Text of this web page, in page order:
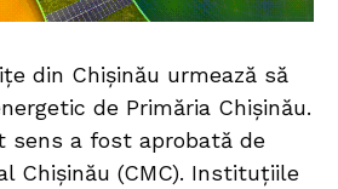
din Chișinău urmează să
de Primăria Chișinău.
sens a fost aprobată de
Chișinău (CMC). Instituțiile